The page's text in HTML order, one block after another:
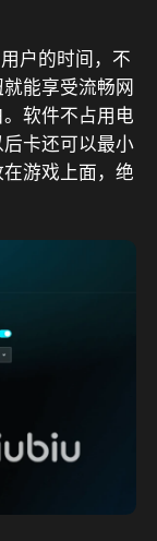
户的时间，不
能享受流畅网
软件不占用电
卡还可以最小
游戏上面，绝